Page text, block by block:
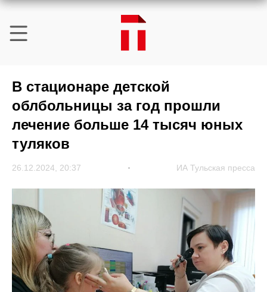
В стационаре детской
облбольницы за год прошли
лечение больше 14 тысяч юных
туляков
26.12.2024, 20:37 ИА Тульская пресса